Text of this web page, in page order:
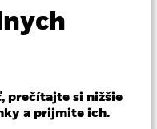
prečítajte si nižšie
a prijmite ich.
ETF